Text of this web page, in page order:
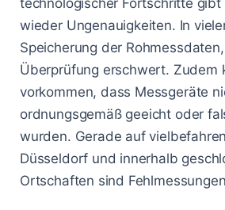
technologischer Fortschritte
wieder Ungenauigkeiten. In
Speicherung der
Überprüfung erschwert. Zudem
vorkommen, dass Messgeräte
ordnungsgemäß geeicht oder
wurden. Gerade auf
Düsseldorf und innerhalb
Ortschaften sind